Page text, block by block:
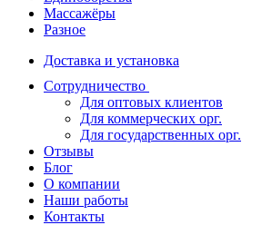
Массажёры
Разное
Доставка и установка
Сотрудничество
Для оптовых клиентов
Для коммерческих орг.
Для государственных орг.
Отзывы
Блог
О компании
Наши работы
Контакты